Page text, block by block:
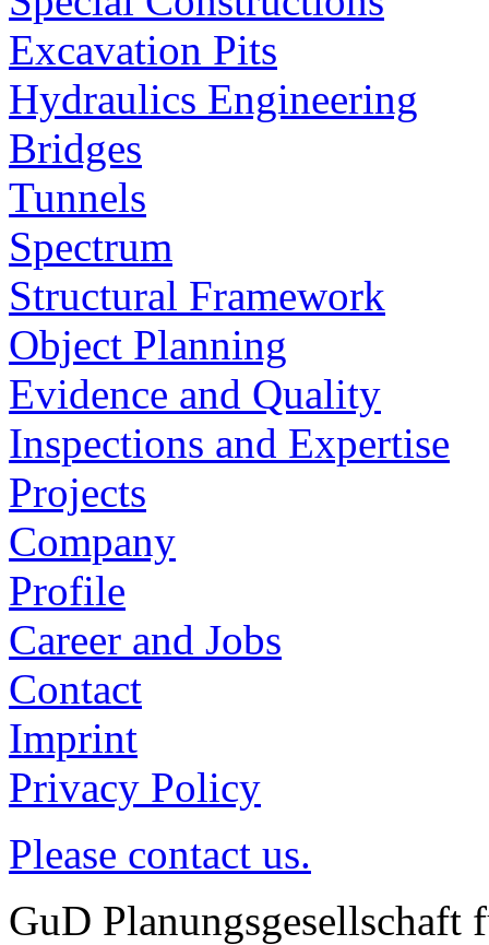
Excavation Pits
Hydraulics Engineering
Bridges
Tunnels
Spectrum
Structural Framework
Object Planning
Evidence and Quality
Inspections and Expertise
Projects
Company
Profile
Career and Jobs
Contact
Imprint
Privacy Policy
Please contact us.
GuD Planungsgesellschaft